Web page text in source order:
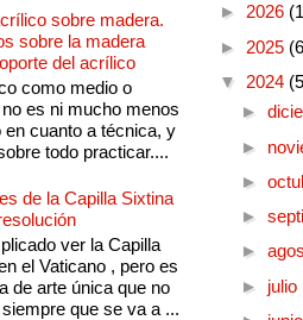
sobre madera.
sobre la madera
del acrílico
como medio o
es ni mucho menos
en cuanto a técnica, y
todo practicar....
de la Capilla Sixtina
ver la Capilla
el Vaticano , pero es
de arte única que no
que se va a ...
► 2026
► 2025
▼ 2024
►
►
►
►
►
► julio